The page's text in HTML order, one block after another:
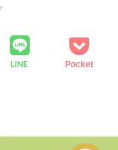
LINE Pocket